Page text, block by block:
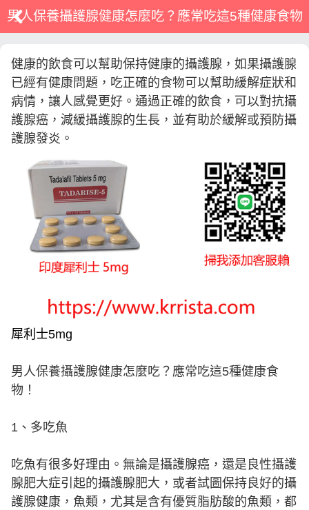
男人保養攝護腺健康怎麼吃？應常吃這5種健康食物
健康的飲食可以幫助保持健康的攝護腺，如果攝護腺
已經有健康問題，吃正確的食物可以幫助緩解症狀和
病情，讓人感覺更好。通過正確的飲食，可以對抗攝
護腺癌，減緩攝護腺的生長，並有助於緩解或預防攝
護腺發炎。
犀利士5mg
男人保養攝護腺健康怎麼吃？應常吃這5種健康食
物！
1、多吃魚
吃魚有很多好理由。無論是攝護腺癌，還是良性攝護
腺肥大症引起的攝護腺肥大，或者試圖保持良好的攝
護腺健康，魚類，尤其是含有優質脂肪酸的魚類，都